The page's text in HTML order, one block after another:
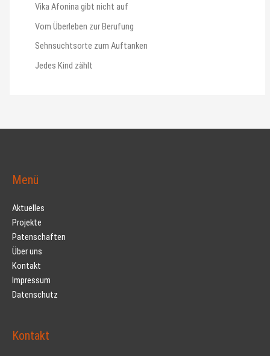
Vika Afonina gibt nicht auf
Vom Überleben zur Berufung
Sehnsuchtsorte zum Auftanken
Jedes Kind zählt
Menü
Aktuelles
Projekte
Patenschaften
Über uns
Kontakt
Impressum
Datenschutz
Kontakt